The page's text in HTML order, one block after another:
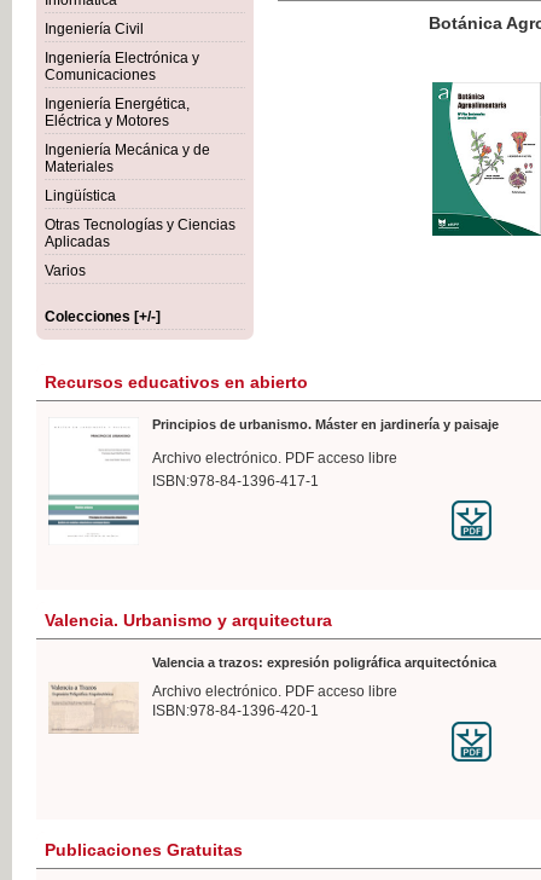
Ingeniería Civil
Ingeniería Electrónica y
Comunicaciones
Ingeniería Energética,
Eléctrica y Motores
Ingeniería Mecánica y de
Materiales
Lingüística
Otras Tecnologías y Ciencias
Aplicadas
Varios
Colecciones [+/-]
Botánica Agroalimentaria
IVA
Recursos educativos en abierto
Principios de urbanismo. Máster en jardinería y paisaje
Archivo electrónico. PDF acceso libre
ISBN:978-84-1396-417-1
Valencia. Urbanismo y arquitectura
Valencia a trazos: expresión poligráfica arquitectónica
Archivo electrónico. PDF acceso libre
ISBN:978-84-1396-420-1
Publicaciones Gratuitas